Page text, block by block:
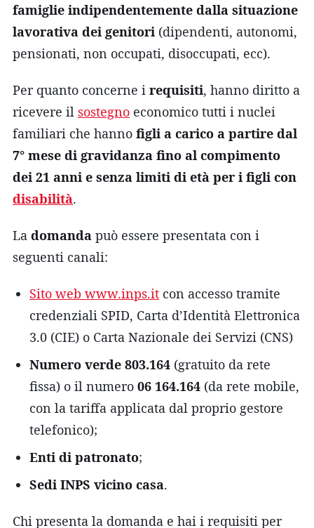
famiglie indipendentemente dalla situazione
lavorativa dei genitori (dipendenti, autonomi,
pensionati, non occupati, disoccupati, ecc).
Per quanto concerne i requisiti, hanno diritto a
ricevere il sostegno economico tutti i nuclei
familiari che hanno figli a carico a partire dal
7° mese di gravidanza fino al compimento
dei 21 anni e senza limiti di età per i figli con
disabilità.
La domanda può essere presentata con i
seguenti canali:
Sito web www.inps.it con accesso tramite
credenziali SPID, Carta d’Identità Elettronica
3.0 (CIE) o Carta Nazionale dei Servizi (CNS)
Numero verde 803.164 (gratuito da rete
fissa) o il numero 06 164.164 (da rete mobile,
con la tariffa applicata dal proprio gestore
telefonico);
Enti di patronato;
Sedi INPS vicino casa.
Chi presenta la domanda e hai i requisiti per